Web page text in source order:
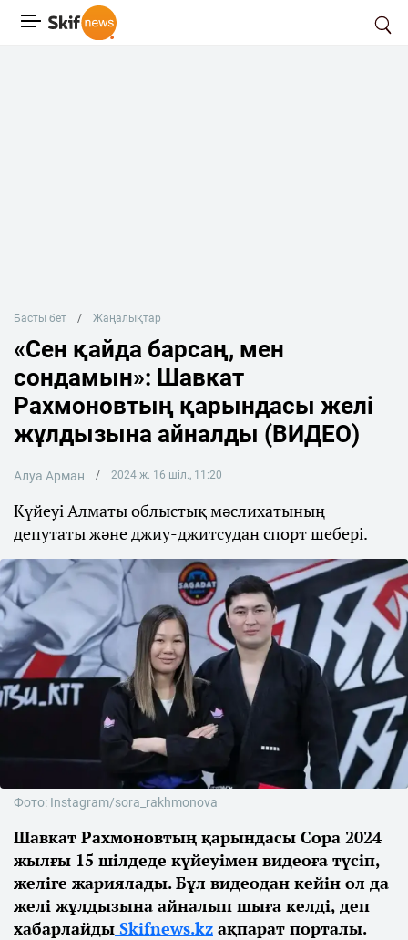
Басты бет Жаңалықтар
«Сен қайда барсаң, мен
сондамын»: Шавкат
Рахмоновтың қарындасы желі
жұлдызына айналды (ВИДЕО)
Алуа Арман 2024 ж. 16 шіл., 11:20
Күйеуі Алматы облыстық мәслихатының
депутаты және джиу-джитсудан спорт шебері.
Фото: Instagram/sora_rakhmonova
Шавкат Рахмоновтың қарындасы Сора 2024
жылғы 15 шілдеде күйеуімен видеоға түсіп,
желіге жариялады. Бұл видеодан кейін ол да
желі жұлдызына айналып шыға келді, деп
хабарлайды Skifnews.kz ақпарат порталы.